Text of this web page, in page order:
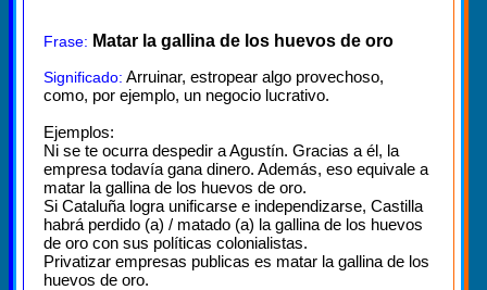
Frase: Matar la gallina de los huevos de oro
Significado: Arruinar, estropear algo provechoso,
como, por ejemplo, un negocio lucrativo.
Ejemplos:
Ni se te ocurra despedir a Agustín. Gracias a él, la
empresa todavía gana dinero. Además, eso equivale a
matar la gallina de los huevos de oro.
Si Cataluña logra unificarse e independizarse, Castilla
habrá perdido (a) / matado (a) la gallina de los huevos
de oro con sus políticas colonialistas.
Privatizar empresas publicas es matar la gallina de los
huevos de oro.